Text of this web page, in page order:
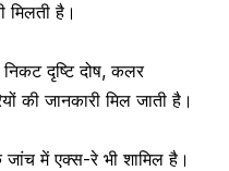
मिलती है।
दृष्टि दोष,कलर
की जानकारी मिल जाती है।
जांच मेंएक्स-रेभी शामिल है।